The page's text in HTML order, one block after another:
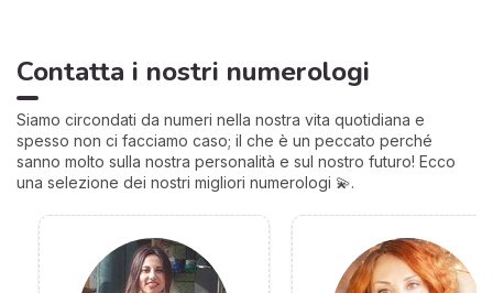
Contatta i nostri numerologi
Siamo circondati da numeri nella nostra vita quotidiana e
spesso non ci facciamo caso; il che è un peccato perché
sanno molto sulla nostra personalità e sul nostro futuro! Ecco
una selezione dei nostri migliori numerologi 💫.